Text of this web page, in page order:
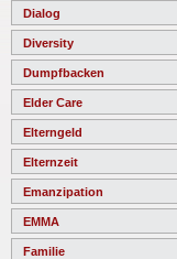
Dialog
Diversity
Dumpfbacken
Elder Care
Elterngeld
Elternzeit
Emanzipation
EMMA
Familie